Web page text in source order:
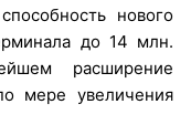
нового
до 14 млн.
расширение
мере увеличения